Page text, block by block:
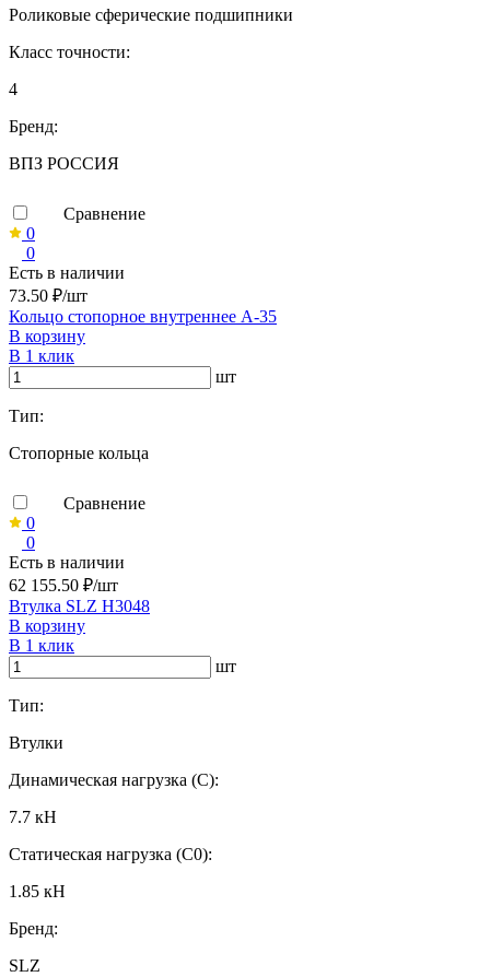
Роликовые сферические подшипники
Класс точности:
4
Бренд:
ВПЗ РОССИЯ
Сравнение
0
0
Есть в наличии
73.50 ₽/шт
Кольцо стопорное внутреннее А-35
В корзину
В 1 клик
шт
Тип:
Стопорные кольца
Сравнение
0
0
Есть в наличии
62 155.50 ₽/шт
Втулка SLZ H3048
В корзину
В 1 клик
шт
Тип:
Втулки
Динамическая нагрузка (C):
7.7 кН
Статическая нагрузка (C0):
1.85 кН
Бренд:
SLZ